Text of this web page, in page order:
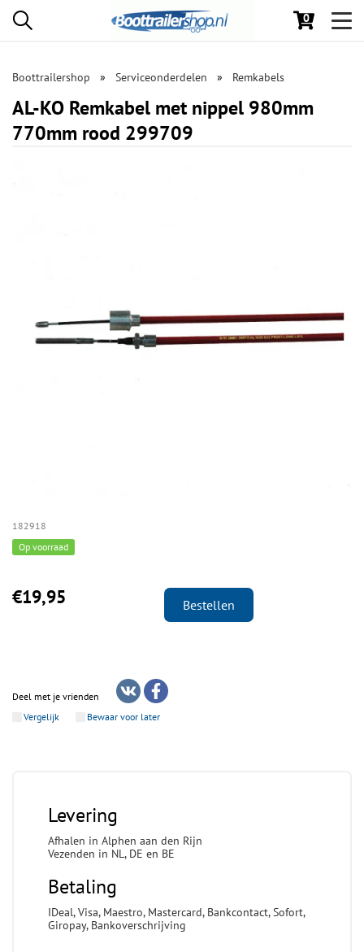
0
Boottrailershop Serviceonderdelen Remkabels
AL-KO Remkabel met nippel 980mm
770mm rood 299709
182918
Op voorraad
€19,95 Bestellen
Deel met je vrienden
Vergelijk
Bewaar voor later
Levering
Afhalen in Alphen aan den Rijn
Vezenden in NL, DE en BE
Betaling
IDeal, Visa, Maestro, Mastercard, Bankcontact, Sofort,
Giropay, Bankoverschrijving